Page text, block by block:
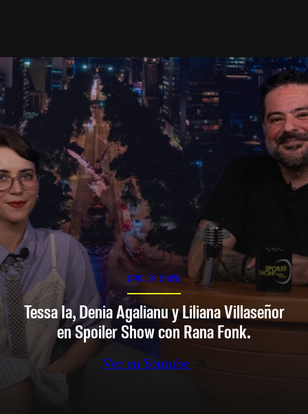
SPOILER SHOW
Tessa Ia, Denia Agalianu y Liliana Villaseñor
en Spoiler Show con Rana Fonk.
Ver en Youtube